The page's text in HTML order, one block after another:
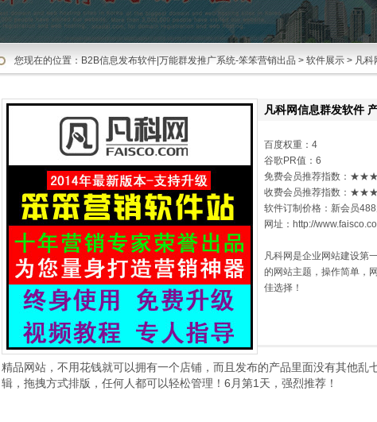
您现在的位置： B2B信息发布软件|万能群发推广系统-笨笨营销出品 > 软件展示 > 凡科
凡科网信息群发软件
百度权重：4
谷歌PR值：6
免费会员推荐指数：
收费会员推荐指数：
软件订制价格：新会员
网址：http://
凡科网是企业网站建设第
的网站主题，操作简单，
佳选择！
精品网站，不用花钱就可以拥有一个店铺，而且发布的产品里面没有其他乱
辑，拖拽方式排版，任何人都可以轻松管理！6月第1天，强烈推荐！